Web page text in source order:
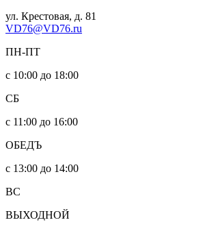
ул. Крестовая, д. 81
VD76@VD76.ru
ПН-ПТ
с 10:00 до 18:00
СБ
с 11:00 до 16:00
ОБЕДЪ
с 13:00 до 14:00
ВС
ВЫХОДНОЙ